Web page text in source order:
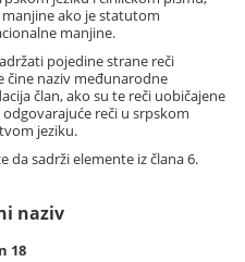
ako je statutom
manjine.
pojedine strane reči
čine naziv međunarodne
član, ako su te reči uobičajene
reči u srpskom
jeziku.
da sadrži elemente iz člana 6.
naziv
18